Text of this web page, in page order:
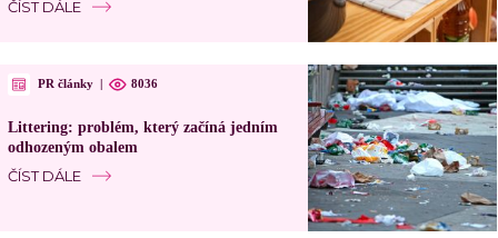
ČÍST DÁLE
PR články 8036
Littering: problém, který začíná jedním
odhozeným obalem
ČÍST DÁLE